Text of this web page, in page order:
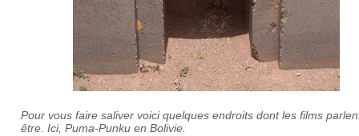
Pour vous faire saliver voici quelques endroits dont les films
être. Ici, Puma-Punku en Bolivie.